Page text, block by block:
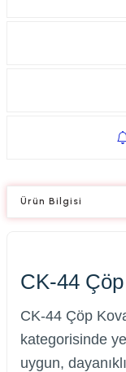
Ürün Bilgisi
CK-44 Çöp
CK-44 Çöp
kategorisinde
uygun,